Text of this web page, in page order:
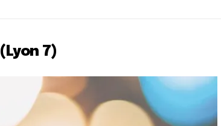
7)